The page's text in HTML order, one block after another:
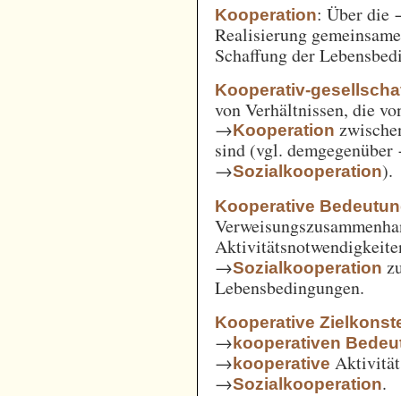
Kooperation: Über
Realisierung
Schaffung der
Kooperativ-
von Verhältnissen, die
→Kooperation
sind (vgl.
→Sozialkooperation).
Kooperative
→Sozialkooperation
Lebensbedingungen.
Kooperative
→kooperativen
→kooperative
→Sozialkooperation.